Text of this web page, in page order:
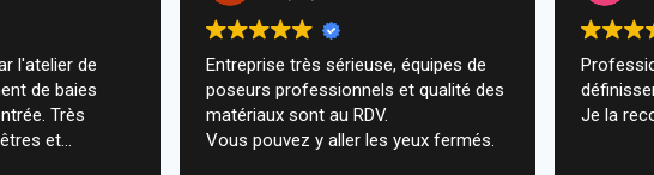
l'atelier de
de baies
Très
et
Entreprise très sérieuse, équipes de
poseurs professionnels et qualité des
matériaux sont au RDV.
Vous pouvez y aller les yeux fermés.
Je la